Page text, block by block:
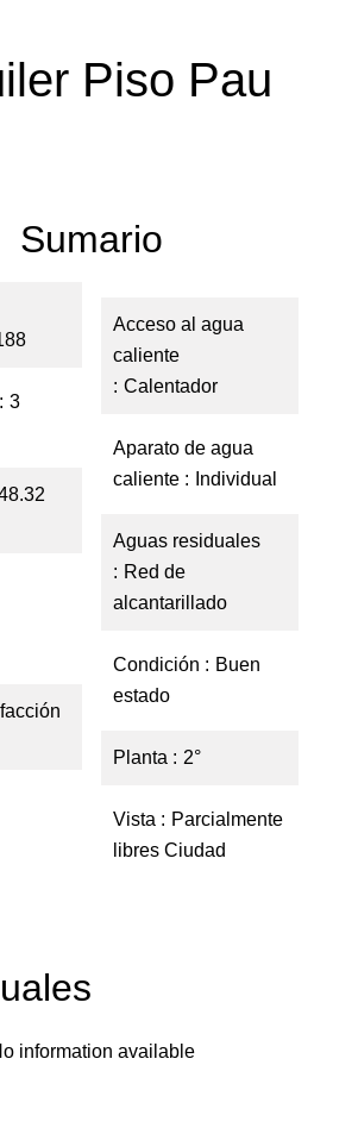
Piso Pau
Sumario
3
Acceso al agua
caliente
Calentador
Aparato de agua
caliente
Individual
Aguas residuales
Red de
alcantarillado
Condición
Buen
estado
Planta 2°
Vista
Parcialmente
libres Ciudad
information available